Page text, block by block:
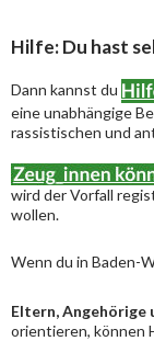
Hilfe: Du hast
Dann kannst du
eine unabhängige
rassistischen und
wird der Vorfall
wollen.
Wenn du in Baden-
Eltern, Angehörige
orientieren, können